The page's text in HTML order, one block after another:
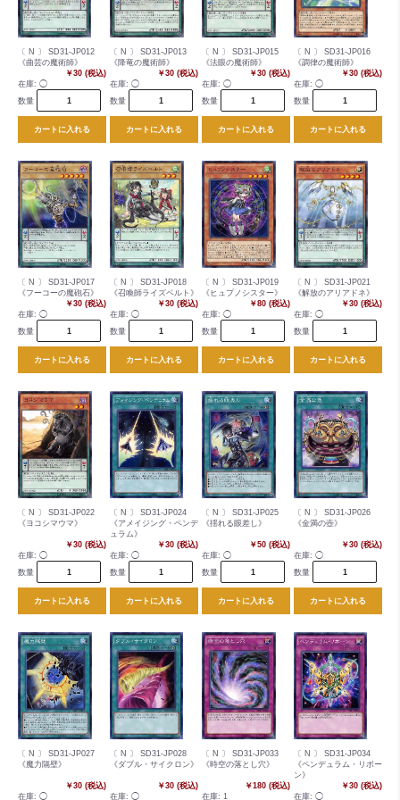
〔 N 〕 SD31-JP012
《曲芸の魔術師》
￥30 (税込)
在庫: ◯
数量
カートに入れる
〔 N 〕 SD31-JP013
《降竜の魔術師》
￥30 (税込)
在庫: ◯
数量
カートに入れる
〔 N 〕 SD31-JP015
《法眼の魔術師》
￥30 (税込)
在庫: ◯
数量
カートに入れる
〔 N 〕 SD31-JP016
《調律の魔術師》
￥30 (税込)
在庫: ◯
数量
カートに入れる
〔 N 〕 SD31-JP017
《フーコーの魔砲石》
￥30 (税込)
在庫: ◯
数量
カートに入れる
〔 N 〕 SD31-JP018
《召喚師ライズベルト》
￥30 (税込)
在庫: ◯
数量
カートに入れる
〔 N 〕 SD31-JP019
《ヒュプノシスター》
￥80 (税込)
在庫: ◯
数量
カートに入れる
〔 N 〕 SD31-JP021
《解放のアリアドネ》
￥30 (税込)
在庫: ◯
数量
カートに入れる
〔 N 〕 SD31-JP022
《ヨコシマウマ》
￥30 (税込)
在庫: ◯
数量
カートに入れる
〔 N 〕 SD31-JP024
《アメイジング・ペンデ
ュラム》
￥30 (税込)
在庫: ◯
数量
カートに入れる
〔 N 〕 SD31-JP025
《揺れる眼差し》
￥50 (税込)
在庫: ◯
数量
カートに入れる
〔 N 〕 SD31-JP026
《金満の壺》
￥30 (税込)
在庫: ◯
数量
カートに入れる
〔 N 〕 SD31-JP027
《魔力隔壁》
￥30 (税込)
在庫: ◯
〔 N 〕 SD31-JP028
《ダブル・サイクロン》
￥30 (税込)
在庫: ◯
〔 N 〕 SD31-JP033
《時空の落とし穴》
￥180 (税込)
在庫: 1
〔 N 〕 SD31-JP034
《ペンデュラム・リボー
ン》
￥30 (税込)
在庫: ◯